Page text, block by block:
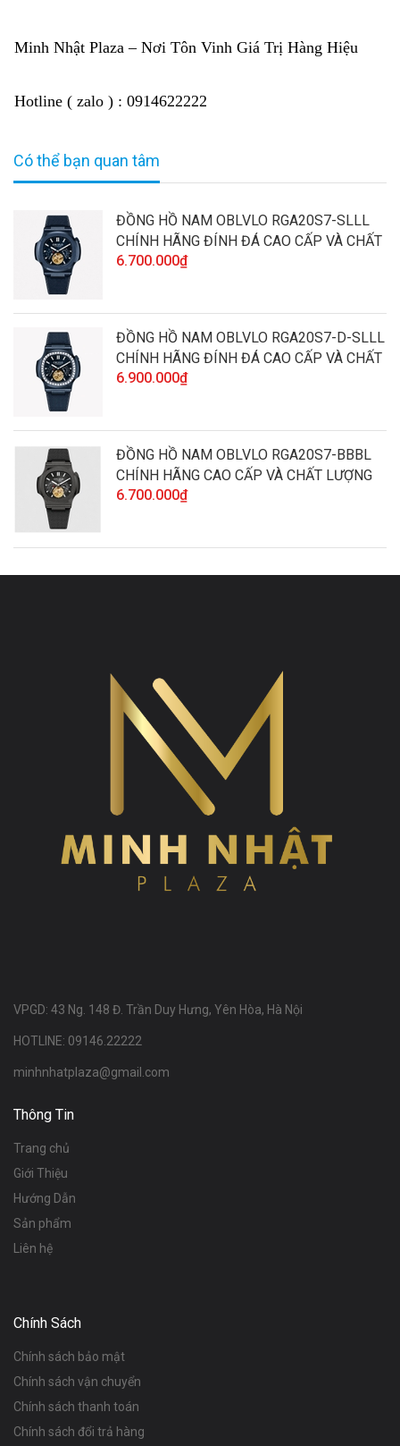
Minh Nhật Plaza – Nơi Tôn Vinh Giá Trị Hàng Hiệu
Hotline ( zalo ) : 0914622222
Có thể bạn quan tâm
ĐỒNG HỒ NAM OBLVLO RGA20S7-SLLL
CHÍNH HÃNG ĐÍNH ĐÁ CAO CẤP VÀ CHẤT
LƯỢNG
6.700.000₫
ĐỒNG HỒ NAM OBLVLO RGA20S7-D-SLLL
CHÍNH HÃNG ĐÍNH ĐÁ CAO CẤP VÀ CHẤT
LƯỢNG
6.900.000₫
ĐỒNG HỒ NAM OBLVLO RGA20S7-BBBL
CHÍNH HÃNG CAO CẤP VÀ CHẤT LƯỢNG
6.700.000₫
VPGD: 43 Ng. 148 Đ. Trần Duy Hưng, Yên Hòa, Hà Nội
HOTLINE: 09146.22222
minhnhatplaza@gmail.com
Thông Tin
Trang chủ
Giới Thiệu
Hướng Dẫn
Sản phẩm
Liên hệ
Chính Sách
Chính sách bảo mật
Chính sách vận chuyển
Chính sách thanh toán
Chính sách đổi trả hàng